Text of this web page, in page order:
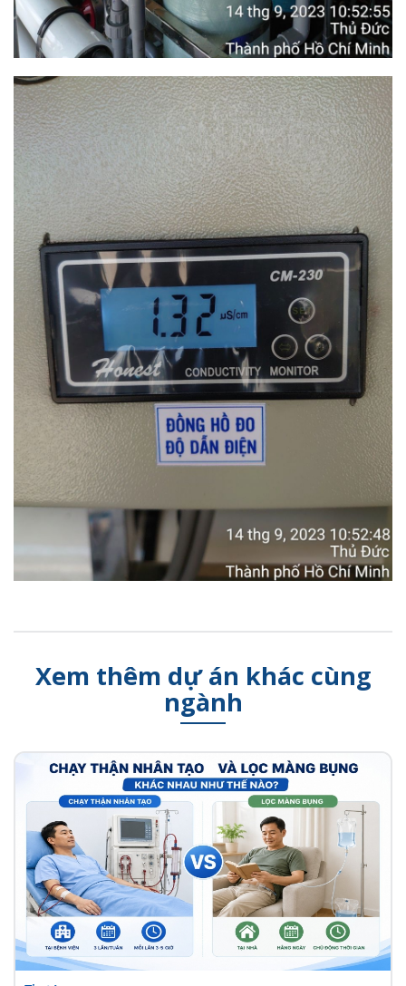
Xem thêm dự án khác cùng
ngành